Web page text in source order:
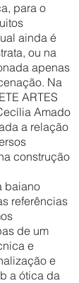
para o
ainda é
ou na
apenas
Na
ARTES
Amado
a relação
construção
baiano
referências
de um
e
e
a ótica da